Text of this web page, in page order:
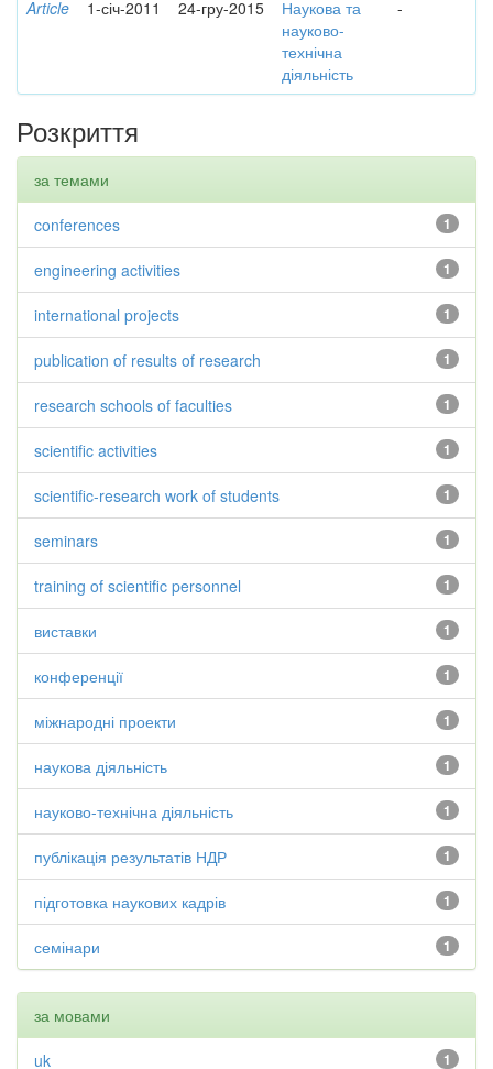
Article 1-січ-2011 24-гру-2015
Наукова та
науково-
технічна
діяльність
-
Розкриття
за темами
1
conferences
1
engineering activities
1
international projects
1
publication of results of research
1
research schools of faculties
1
scientific activities
1
scientific-research work of students
1
seminars
1
training of scientific personnel
1
виставки
1
конференції
1
міжнародні проекти
1
наукова діяльність
1
науково-технічна діяльність
1
публікація результатів НДР
1
підготовка наукових кадрів
1
семінари
за мовами
1
uk